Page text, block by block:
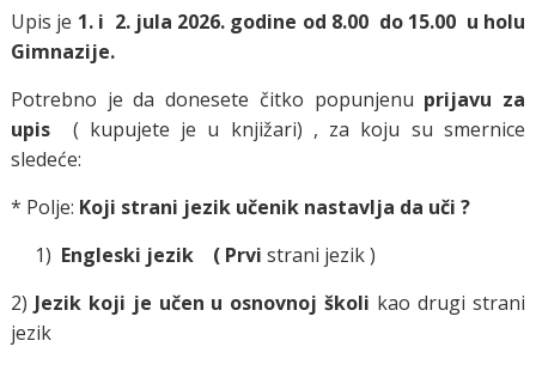
Upis je 1. i 2. jula 2026. godine od 8.00 do 15.00 u holu
Gimnazije.
Potrebno je da donesete čitko popunjenu prijavu za
upis ( kupujete je u knjižari) , za koju su smernice
sledeće:
* Polje: Koji strani jezik učenik nastavlja da uči ?
1) Engleski jezik ( Prvi strani jezik )
2) Jezik koji je učen u osnovnoj školi kao drugi strani
jezik